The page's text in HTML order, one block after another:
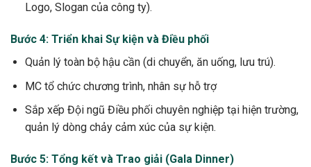
Logo, Slogan của công ty).
Bước 4: Triển khai Sự kiện và Điều phối
Quản lý toàn bộ hậu cần (di chuyển, ăn uống, lưu trú).
MC tổ chức chương trình, nhân sự hỗ trợ
Sắp xếp Đội ngũ Điều phối chuyên nghiệp tại hiện trường,
quản lý dòng chảy cảm xúc của sự kiện.
Bước 5: Tổng kết và Trao giải (Gala Dinner)